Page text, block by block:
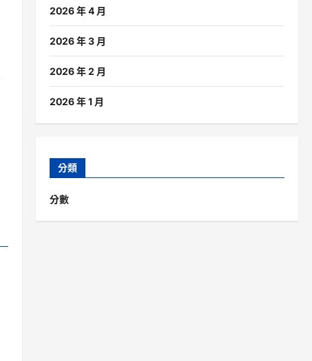
2026 年 4 月
2026 年 3 月
2026 年 2 月
2026 年 1 月
分類
分數